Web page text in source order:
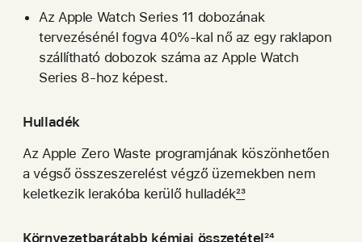
Az Apple Watch Series 11 dobozának
tervezésénél fogva 40%‑kal nő az egy raklapon
szállítható dobozok száma az Apple Watch
Series 8‑hoz képest.
Hulladék
Az Apple Zero Waste programjának köszönhetően
a végső összeszerelést végző üzemekben nem
keletkezik lerakóba kerülő hulladék23
Környezetbarátabb kémiai összetétel24